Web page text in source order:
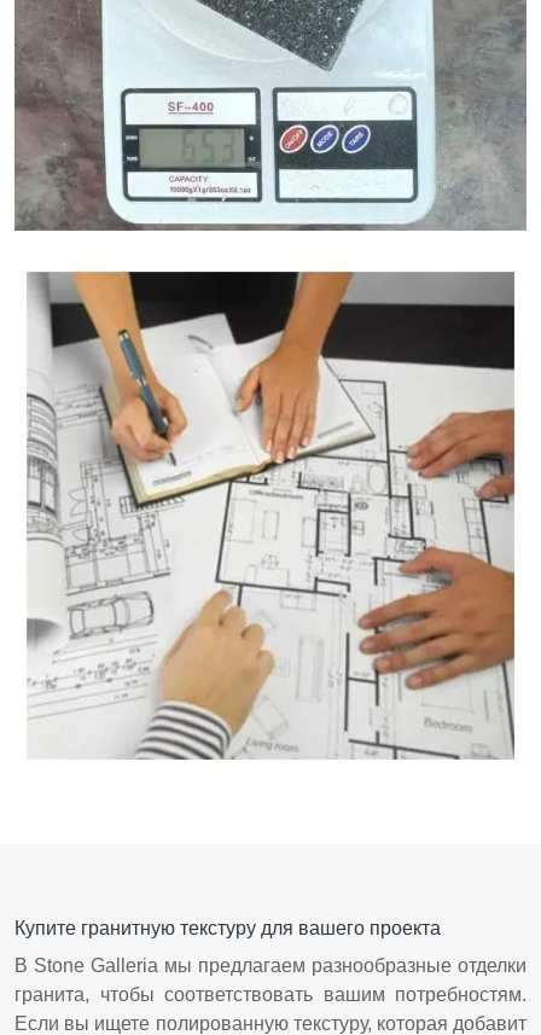
Калькулятор веса гранита
Купите гранитную текстуру для вашего проекта
В Stone Galleria мы предлагаем разнообразные отделки
гранита, чтобы соответствовать вашим потребностям.
Если вы ищете полированную текстуру, которая добавит